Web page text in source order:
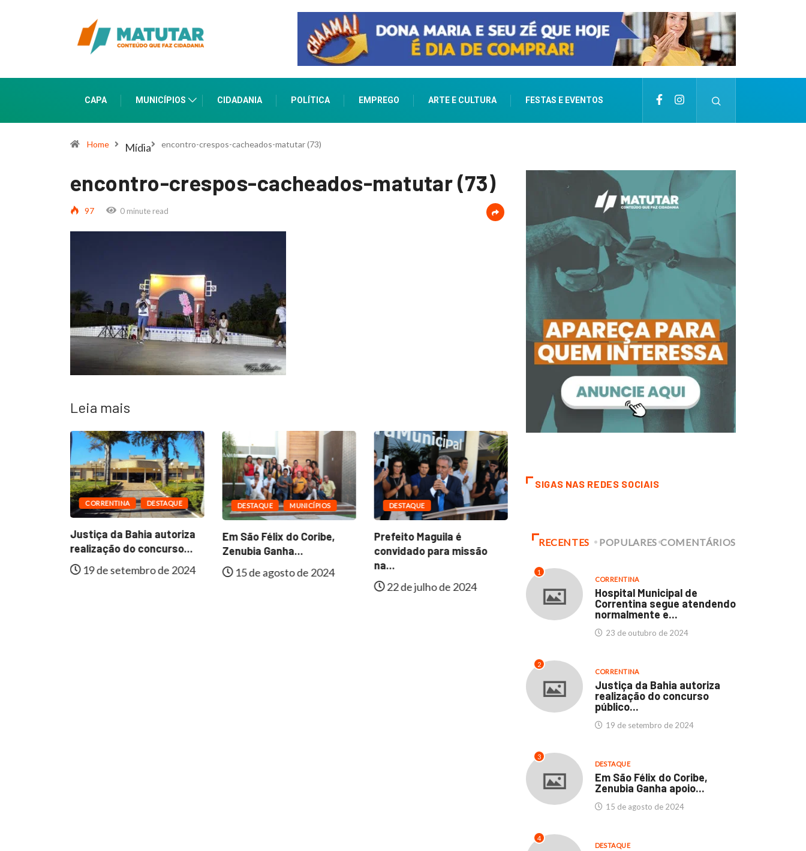
CAPA MUNICÍPIOS CIDADANIA POLÍTICA EMPREGO ARTE E CULTURA FESTAS E EVENTOS
Home Mídia encontro-crespos-cacheados-matutar (73)
encontro-crespos-cacheados-matutar (73)
97 0 minute read
Leia mais
CORRENTINA DESTAQUE
Justiça da Bahia autoriza
realização do concurso...
19 de setembro de 2024
DESTAQUE MUNICÍPIOS
Em São Félix do Coribe,
Zenubia Ganha...
15 de agosto de 2024
DESTAQUE
Prefeito Maguila é
convidado para missão
na...
22 de julho de 2024
Faculdades Thathi e
11 de abril de 2024
Hospital Municipal de
23 de outubro de 2024
SIGAS NAS REDES SOCIAIS
RECENTES POPULARES COMENTÁRIOS
1
CORRENTINA
Hospital Municipal de
Correntina segue atendendo
normalmente e...
23 de outubro de 2024
2
CORRENTINA
Justiça da Bahia autoriza
realização do concurso
público...
19 de setembro de 2024
3
DESTAQUE
Em São Félix do Coribe,
Zenubia Ganha apoio...
15 de agosto de 2024
4
DESTAQUE